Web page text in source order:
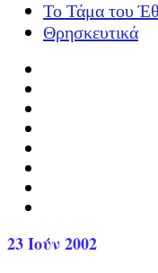
Το Τάμα του
Θρησκευτικά
23Ιούν 2002